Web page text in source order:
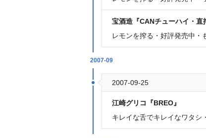
宝酒造『CANチューハイ・直
レモンを搾る・好評発売中・
2007-09
2007-09-25
江崎グリコ『BREO』
キレイな舌でキレイなワタシ